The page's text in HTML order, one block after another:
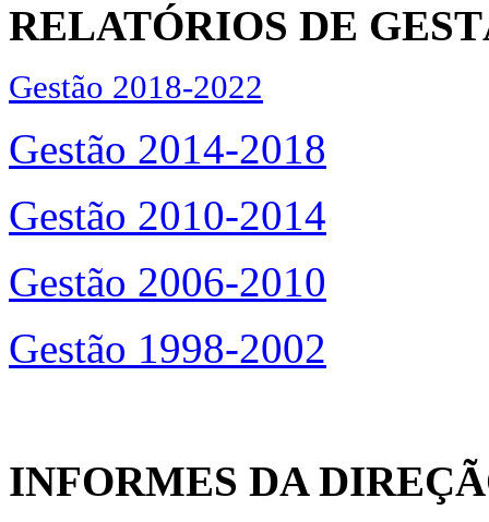
RELATÓRIOS DE
Gestão 2018-2022
Gestão 2014-2018
Gestão 2010-2014
Gestão 2006-2010
Gestão 1998-2002
INFORMES DA